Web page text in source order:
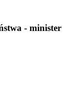
- minister